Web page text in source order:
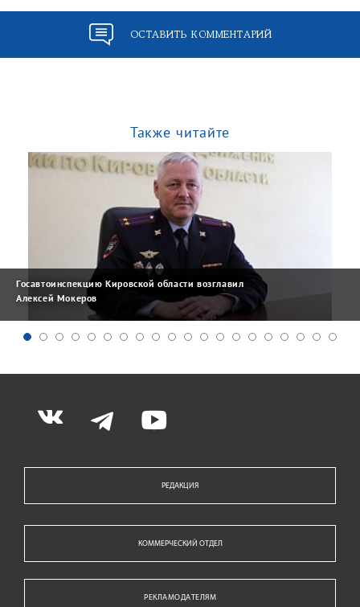
ОСТАВИТЬ КОММЕНТАРИЙ
Также читайте
Госавтоинспекцию Кировской области возглавил
Алексей Мокеров
РЕДАКЦИЯ
КОММЕРЧЕСКИЙ ОТДЕЛ
РЕКЛАМОДАТЕЛЯМ